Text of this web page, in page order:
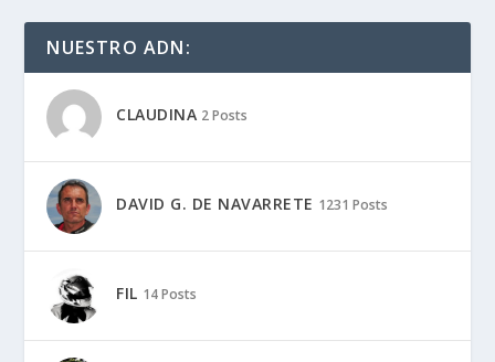
NUESTRO ADN:
CLAUDINA 2 Posts
DAVID G. DE NAVARRETE 1231 Posts
FIL 14 Posts